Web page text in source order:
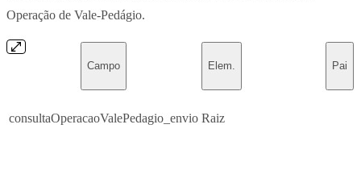
Operação de Vale-Pedágio.
Campo Elem. Pai
consultaOperacaoValePedagio_envio Raiz